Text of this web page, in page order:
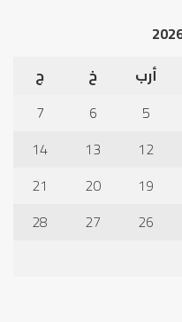
أرب خ
ج
5
6
7
12
13
14
19
20
21
26
27
28